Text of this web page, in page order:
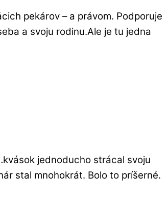
pekárov – a právom. Podporuje
a svoju rodinu.Ale je tu jedna
jednoducho strácal svoju
stal mnohokrát. Bolo to príšerné.